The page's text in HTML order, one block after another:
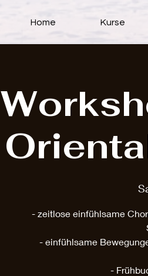
- zeitlose einfühlsame
- einfühlsame
-
Home Kurse